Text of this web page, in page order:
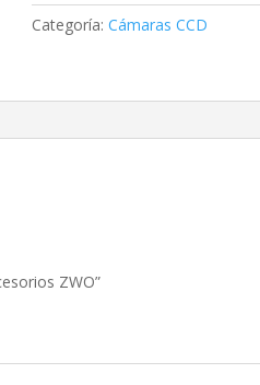
Categoría: Cámaras CCD
ZWO”